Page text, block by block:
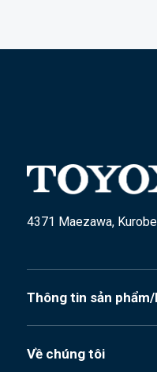
4371 Maezawa,
Thông tin sản
Về chúng tôi